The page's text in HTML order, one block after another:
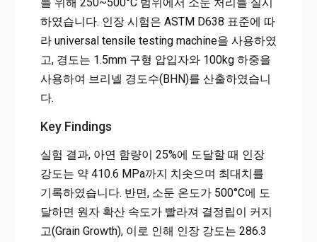
하였습니다. 인장 시험은 ASTM D638 표준에 따
라 universal tensile testing machine을 사용하였
고, 경도는 1.5mm 구형 압입자와 100kg 하중을
사용하여 브리넬 경도수(BHN)를 산출하였습니
다.
Key Findings
실험 결과, 아연 함량이 25%에 도달할 때 인장
강도는 약 410.6 MPa까지 치솟으며 최대치를
기록하였습니다. 반면, 소둔 온도가 500°C에 도
달하면 원자 확산 속도가 빨라져 결정립이 커지
고(Grain Growth), 이로 인해 인장 강도는 286.3